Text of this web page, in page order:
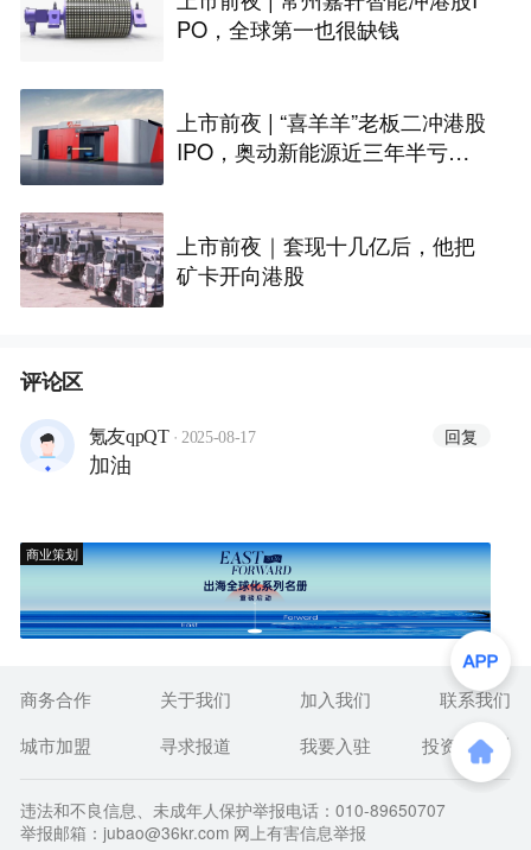
PO，全球第一也很缺钱
上市前夜 | “喜羊羊”老板二冲港股
IPO，奥动新能源近三年半亏掉1
上市前夜｜套现十几亿后，他把
矿卡开向港股
评论区
氪友qpQT · 2025-08-17 回复
加油
商业策划
商务合作 关于我们 加入我们
联系我们
城市加盟
寻求报道 我要入驻 投资者关系
违法和不良信息、未成年人保护举报电话：010-89650707
举报邮箱：jubao@36kr.com 网上有害信息举报